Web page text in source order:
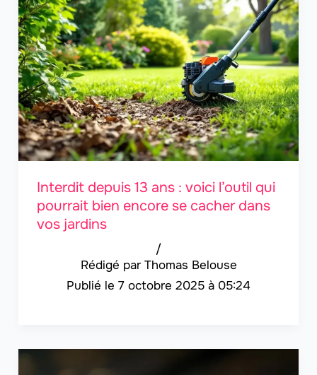
Interdit depuis 13 ans : voici l’outil qui
pourrait bien encore se cacher dans
vos jardins
Thomas Belouse
/
7 octobre 2025 à 05:24